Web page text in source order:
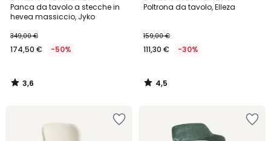
Panca da tavolo a stecche in
hevea massiccio, Jyko
349,00 €
174,50 € -50%
/ 5
3,6
/
Poltrona da tavolo, Elleza
159,00 €
111,30 € -30%
/ 5
4,5
/